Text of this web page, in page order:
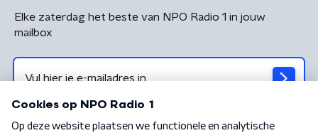
Elke zaterdag het beste van NPO Radio 1 in jouw
mailbox